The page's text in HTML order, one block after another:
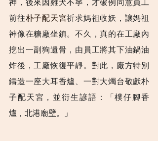
神，後來因雞犬不寧，才破例同意員工
前往朴子配天宮祈求媽祖收妖，讓媽祖
神像在糖廠坐鎮。不久，真的在工廠內
挖出一副狗遺骨，由員工將其下油鍋油
炸後，工廠恢復平靜。對此，廠方特別
鑄造一座大耳香爐、一對大燭台敬獻朴
子配天宮，並衍生諺語：「樸仔腳香
爐，北港廟壁。」